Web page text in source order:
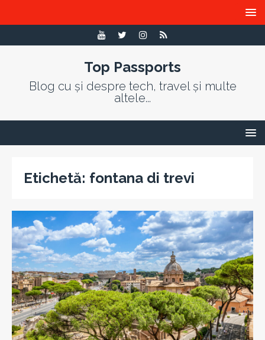
Top Passports
Blog cu și despre tech, travel și multe
altele...
Etichetă: fontana di trevi